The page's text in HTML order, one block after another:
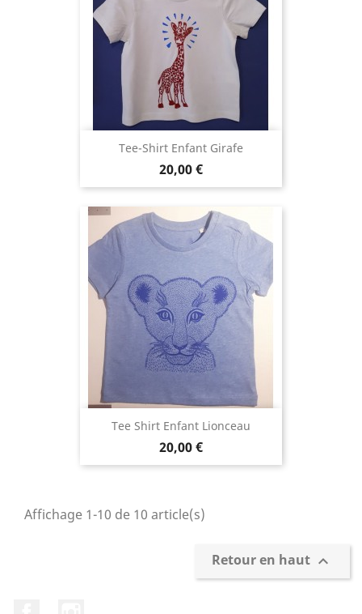
Tee-Shirt Enfant Girafe
Prix
20,00 €
Tee Shirt Enfant Lionceau
Prix
20,00 €
Affichage 1-10 de 10 article(s)
Retour en haut 